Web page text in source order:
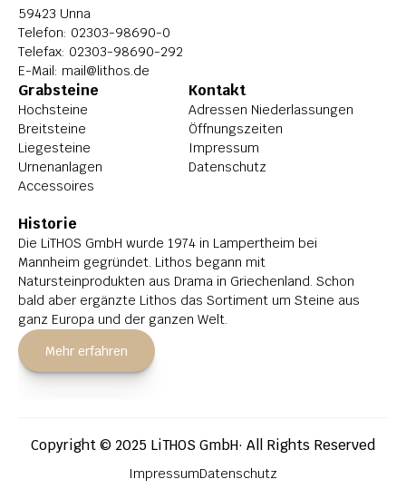
59423 Unna
Telefon: 02303-98690-0
Telefax: 02303-98690-292
E-Mail: mail@lithos.de
Grabsteine
Hochsteine
Breitsteine
Liegesteine
Urnenanlagen
Accessoires
Kontakt
Adressen Niederlassungen
Öffnungszeiten
Impressum
Datenschutz
Historie
Die LiTHOS GmbH wurde 1974 in Lampertheim bei
Mannheim gegründet. Lithos begann mit
Natursteinprodukten aus Drama in Griechenland. Schon
bald aber ergänzte Lithos das Sortiment um Steine aus
ganz Europa und der ganzen Welt.
Mehr erfahren
Copyright © 2025 LiTHOS GmbH· All Rights Reserved
ImpressumDatenschutz